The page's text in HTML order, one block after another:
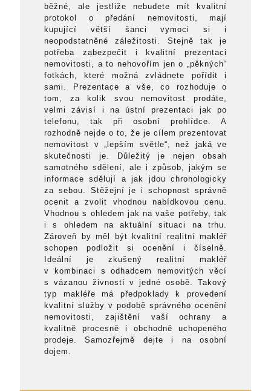
běžné, ale jestliže nebudete mít kvalitní
protokol o předání nemovitosti, mají
kupující větší šanci vymoci si i
neopodstatněné záležitosti. Stejně tak je
potřeba zabezpečit i kvalitní prezentaci
nemovitosti, a to nehovořím jen o „pěkných“
fotkách, které možná zvládnete pořídit i
sami. Prezentace a vše, co rozhoduje o
tom, za kolik svou nemovitost prodáte,
velmi závisí i na ústní prezentaci jak po
telefonu, tak při osobní prohlídce. A
rozhodně nejde o to, že je cílem prezentovat
nemovitost v „lepším světle“, než jaká ve
skutečnosti je. Důležitý je nejen obsah
samotného sdělení, ale i způsob, jakým se
informace sdělují a jak jdou chronologicky
za sebou. Stěžejní je i schopnost správně
ocenit a zvolit vhodnou nabídkovou cenu.
Vhodnou s ohledem jak na vaše potřeby, tak
i s ohledem na aktuální situaci na trhu.
Zároveň by měl být kvalitní realitní makléř
schopen podložit si ocenění i číselně.
Ideální je zkušený realitní makléř
v kombinaci s odhadcem nemovitých věcí
s vázanou živností v jedné osobě. Takový
typ makléře má předpoklady k provedení
kvalitní služby v podobě správného ocenění
nemovitosti, zajištění vaší ochrany a
kvalitně procesně i obchodně uchopeného
prodeje. Samozřejmě dejte i na osobní
dojem.